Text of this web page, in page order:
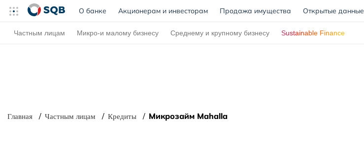
О банке (current)
Акционерам и инвесторам Продажа имущества Открытые данные
Частным лицам Микро-и малому бизнесу Среднему и крупному бизнесу Sustainable Finance
Главная Частным лицам Кредиты Микрозайм Mahalla